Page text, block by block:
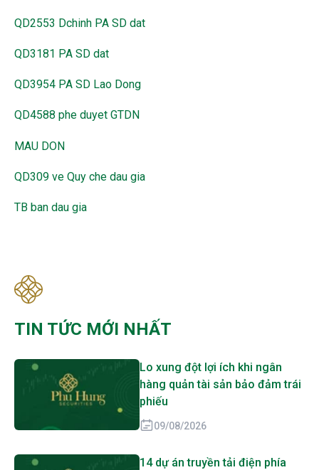
QD2553 Dchinh PA SD dat
QD3181 PA SD dat
QD3954 PA SD Lao Dong
QD4588 phe duyet GTDN
MAU DON
QD309 ve Quy che dau gia
TB ban dau gia
TIN TỨC MỚI NHẤT
Lo xung đột lợi ích khi ngân
hàng quản tài sản bảo đảm trái
phiếu
09/08/2026
14 dự án truyền tải điện phía